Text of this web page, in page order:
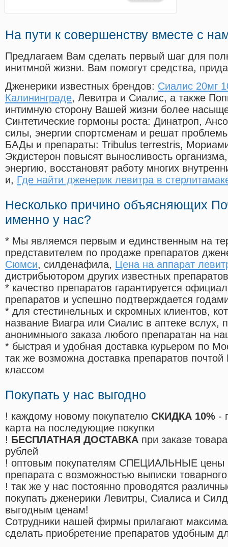
На пути к совершенству вместе с
Предлагаем Вам сделать первый шаг для
инитмной жизни. Вам помогут средства,
Дженерики известных брендов: Сиалис 20мг
Калининграде, Левитра и Сиалис, а также
интимную сторону Вашей жизни более
Синтетические гормоны роста: Динатроп,
силы, энергии спортсменам и решат
БАДы и препараты: Tribulus terrestris,
Экдистерон повысят выносливость
энергию, восстановят работу многих
и, Где найти дженерик левитра в
Несколько причино объясняющих
именно у нас?
* Мы являемся первым и единственным на
представителем по продаже препаратов
Сюмси, силденафила, Цена на аппарат
дистрибьютором других известных препаратов
* качество препаратов гарантируется
препаратов и успешно подтверждается
* для стестинельных и скромных клиентов,
название Виагра или Сиалис в аптеке вслух,
анонимныого заказа любого препаратан на
* быстрая и удобная доставка курьером по
так же возможна доставка препаратов
классом
Покупать у нас выгодно
! каждому новому покупателю СКИДКА 10% -
карта на последующие покупки
! БЕСПЛАТНАЯ ДОСТАВКА при заказе
рублей
! оптовым покупателям СПЕЦИАЛЬНЫЕ цены
препарата с возможностью выписки
! так же у нас постоянно проводятся
покупать дженерики Левитры, Сиалиса и
выгодным ценам!
Cотрудники нашей фирмы прилагают
сделать приобретение препаратов удобным